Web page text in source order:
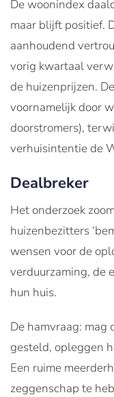
De woonindex
maar blijft positief.
aanhoudend
vorig kwartaal
de huizenprijzen.
voornamelijk door
doorstromers),
verhuisintentie de
Dealbreker
Het onderzoek
huizenbezitters
wensen voor de
verduurzaming, de
hun huis.
De hamvraag:
gesteld, opleggen
Een ruime
zeggenschap te